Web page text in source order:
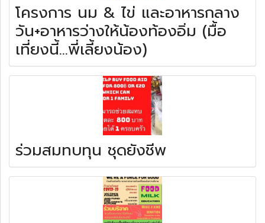
โครงการ นม & ไข่ และอาหารกลาง
วัน+อาหารว่างให้น้องท้องอิ่ม (มื้อ
เที่ยงนี้...พี่เลี้ยงน้อง)
ร่วมสมทบทุน ชุดยังชีพ